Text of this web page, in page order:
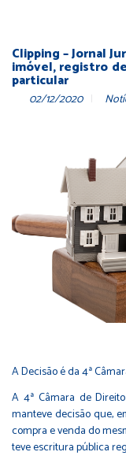
Clipping – Jornal
imóvel, registro
particular
02/12/2020
A Decisão é da 4ª
A 4ª Câmara de
manteve decisão que,
compra e venda do
teve escritura pública